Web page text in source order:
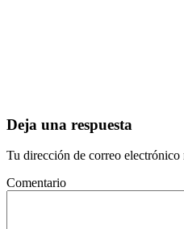
Deja una respuesta
Tu dirección de correo electrónico
Comentario